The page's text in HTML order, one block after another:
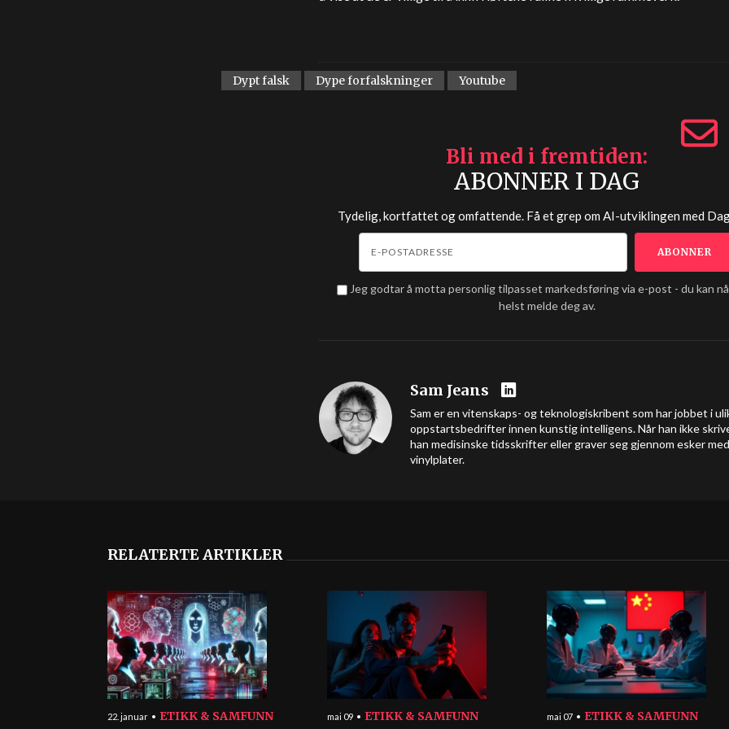
Dypt falsk Dype forfalskninger Youtube
Bli med i fremtiden
ABONNER I DAG
Tydelig, kortfattet og omfattende. Få et grep om AI-utviklingen med
Jeg godtar å motta personlig tilpasset markedsføring via e-post - du kan
helst melde deg av.
Sam Jeans
Sam er en vitenskaps- og teknologiskribent som har jobbet i
oppstartsbedrifter innen kunstig intelligens. Når han ikke
han medisinske tidsskrifter eller graver seg gjennom esker med
vinylplater.
RELATERTE ARTIKLER
22. januar ETIKK & SAMFUNN mai 09 ETIKK & SAMFUNN mai 07 ETIKK & SAMFUNN